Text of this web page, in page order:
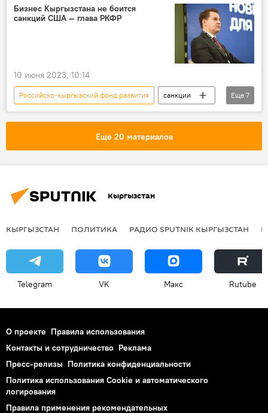
рыба
Артем Новиков
Новости Киргизии
Бизнес Кыргызстана не боится
санкций США — глава РКФР
10 июня 2023, 10:14
Российско-кыргызский фонд развития
санкции
В мире
Россия
Кыргызстан
Политика
Новости Киргизии
Еще 7
Еще 20 материалов
Кыргызстан
КЫРГЫЗСТАН ПОЛИТИКА РАДИО SPUTNIK КЫРГЫЗСТАН
Telegram VK Макс Rutube
О проекте Правила использования
Контакты и сотрудничество Реклама
Пресс-релизы Политика конфиденциальности
Политика использования Cookie и автоматического
логирования
Правила применения рекомендательных